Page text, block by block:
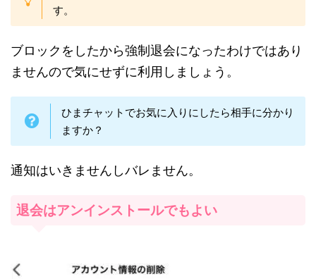
す。
ブロックをしたから強制退会になったわけではあり
ませんので気にせずに利用しましょう。
ひまチャットでお気に入りにしたら相手に分かり
ますか？
通知はいきませんしバレません。
退会はアンインストールでもよい